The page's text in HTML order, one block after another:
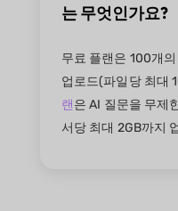
는 무엇인가요?
무료 플랜은 100개
업로드(파일당 최대
랜은 AI 질문을 무제
서당 최대 2GB까지